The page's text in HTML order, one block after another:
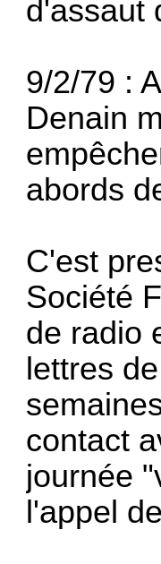
d'assaut
9/2/79 :
Denain
abords
C'est
Société
de radio
lettres
contact
journée
l'appel